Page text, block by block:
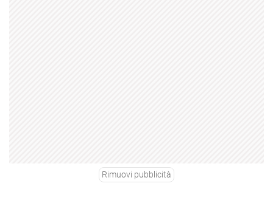
Rimuovi pubblicità